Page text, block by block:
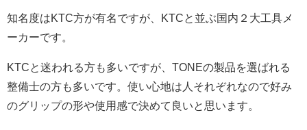
知名度はKTC方が有名ですが、KTCと並ぶ国内２大工具メ
ーカーです。
KTCと迷われる方も多いですが、TONEの製品を選ばれる
整備士の方も多いです。使い心地は人それぞれなので好み
のグリップの形や使用感で決めて良いと思います。